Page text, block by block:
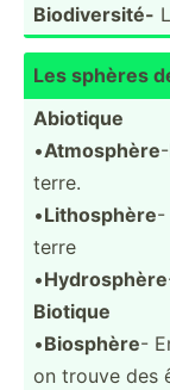
Biodiv­ersité-
Les sphères
Abiotique
•Atmosphère
terre.
•Lithos­phère-
terre
•Hydros­phère
Biotique
•Biosphère-
on trouve des